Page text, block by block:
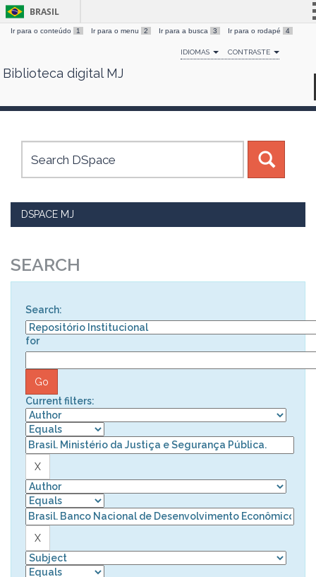
Skip
BRASIL
Simplifique!
Comunica BR
Canais
Ir para o conteúdo 1 Ir para o menu 2 Ir para a busca 3 Ir para o rodapé 4
IDIOMAS CONTRASTE
Biblioteca digital MJ
DSPACE MJ
SEARCH
Search:
for
Current filters: